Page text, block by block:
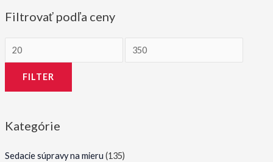
Filtrovať podľa ceny
M
i
á
l
a
l
FILTER
Kategórie
Sedacie súpravy na mieru (135)